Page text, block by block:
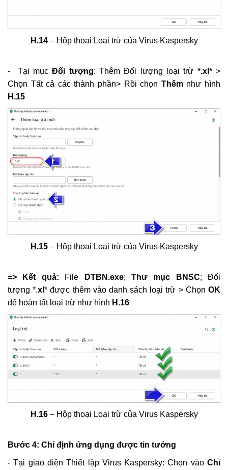
H.14– Hộp thoại Loại trừ của Virus Kaspersky
- Tại mụcĐối tượng: Thêm Đối lượng loại trừ *.xl*>
Chọn Tất cả các thành phần> Rồi chọn Thêm như hình
H.15
H.15– Hộp thoại Loại trừ của Virus Kaspersky
=> Kết quả: File DTBN.exe; Thư mục BNSC; Đối
tượng *.xl* được thêm vào danh sách loại trừ > ChọnOK
để hoàn tất loại trừ như hình H.16
H.16– Hộp thoại Loại trừ của Virus Kaspersky
Bước 4: Chỉ định ứng dụng được tin tưởng
- Tại giao diện Thiết lập Virus Kaspersky: Chọn vào Chỉ